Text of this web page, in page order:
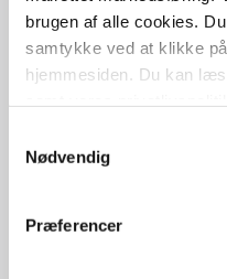
brugen af alle cookies.
samtykke ved at klikke
hjemmesiden. Du kan
Nødvendig
Præferencer
Du er nu klar til at sælge